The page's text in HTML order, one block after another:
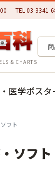
TEL 03-3341-
& CHARTS
医学ポスタ
フト
ソフト